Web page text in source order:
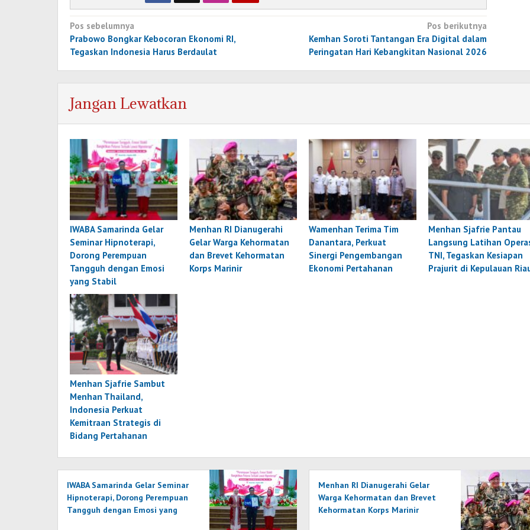
Navigasi
pos
Pos sebelumnya
Prabowo Bongkar Kebocoran Ekonomi RI,
Tegaskan Indonesia Harus Berdaulat
Pos berikutnya
Kemhan Soroti Tantangan Era Digital dalam
Peringatan Hari Kebangkitan Nasional 2026
Jangan Lewatkan
IWABA Samarinda Gelar
Seminar Hipnoterapi,
Dorong Perempuan
Tangguh dengan Emosi
yang Stabil
Menhan RI Dianugerahi
Gelar Warga Kehormatan
dan Brevet Kehormatan
Korps Marinir
Wamenhan Terima Tim
Danantara, Perkuat
Sinergi Pengembangan
Ekonomi Pertahanan
Menhan Sjafrie Pantau
Langsung Latihan
TNI, Tegaskan Kesiapan
Prajurit di Kepulauan
Menhan Sjafrie Sambut
Menhan Thailand,
Indonesia Perkuat
Kemitraan Strategis di
Bidang Pertahanan
IWABA Samarinda Gelar Seminar
Hipnoterapi, Dorong Perempuan
Tangguh dengan Emosi yang
Menhan RI Dianugerahi Gelar
Warga Kehormatan dan Brevet
Kehormatan Korps Marinir